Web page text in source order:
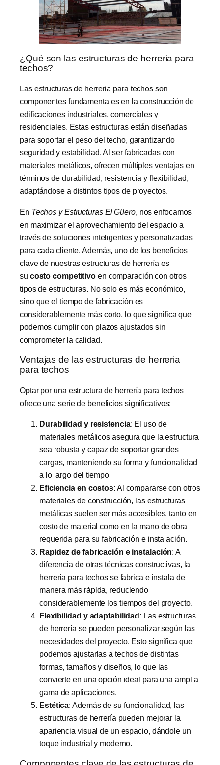
¿Qué son las estructuras de herreria para
techos?
Las estructuras de herreria para techos son
componentes fundamentales en la construcción de
edificaciones industriales, comerciales y
residenciales. Estas estructuras están diseñadas
para soportar el peso del techo, garantizando
seguridad y estabilidad. Al ser fabricadas con
materiales metálicos, ofrecen múltiples ventajas en
términos de durabilidad, resistencia y flexibilidad,
adaptándose a distintos tipos de proyectos.
En Techos y Estructuras El Güero, nos enfocamos
en maximizar el aprovechamiento del espacio a
través de soluciones inteligentes y personalizadas
para cada cliente. Además, uno de los beneficios
clave de nuestras estructuras de herrería es
su costo competitivo en comparación con otros
tipos de estructuras. No solo es más económico,
sino que el tiempo de fabricación es
considerablemente más corto, lo que significa que
podemos cumplir con plazos ajustados sin
comprometer la calidad.
Ventajas de las estructuras de herreria
para techos
Optar por una estructura de herrería para techos
ofrece una serie de beneficios significativos:
Durabilidad y resistencia: El uso de
materiales metálicos asegura que la estructura
sea robusta y capaz de soportar grandes
cargas, manteniendo su forma y funcionalidad
a lo largo del tiempo.
Eficiencia en costos: Al compararse con otros
materiales de construcción, las estructuras
metálicas suelen ser más accesibles, tanto en
costo de material como en la mano de obra
requerida para su fabricación e instalación.
Rapidez de fabricación e instalación: A
diferencia de otras técnicas constructivas, la
herrería para techos se fabrica e instala de
manera más rápida, reduciendo
considerablemente los tiempos del proyecto.
Flexibilidad y adaptabilidad: Las estructuras
de herrería se pueden personalizar según las
necesidades del proyecto. Esto significa que
podemos ajustarlas a techos de distintas
formas, tamaños y diseños, lo que las
convierte en una opción ideal para una amplia
gama de aplicaciones.
Estética: Además de su funcionalidad, las
estructuras de herrería pueden mejorar la
apariencia visual de un espacio, dándole un
toque industrial y moderno.